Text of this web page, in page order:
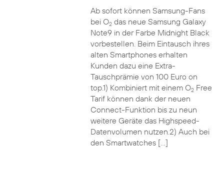
Ab sofort können Samsung-Fans
bei O2das neue Samsung Galaxy
Note9 in der Farbe Midnight Black
vorbestellen. Beim Eintausch ihres
alten Smartphones erhalten
Kunden dazu eine Extra-
Tauschprämie von 100 Euro on
top.1) Kombiniert mit einem O2Free
Tarif können dank der neuen
Connect-Funktion bis zu neun
weitere Geräte das Highspeed-
Datenvolumen nutzen.2) Auch bei
den Smartwatches […]